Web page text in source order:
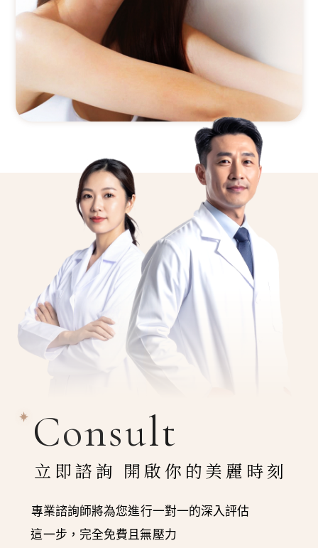
Consult
立即諮詢 開啟你的美麗時刻
專業諮詢師將為您進行一對一的深入評估
這一步，完全免費且無壓力